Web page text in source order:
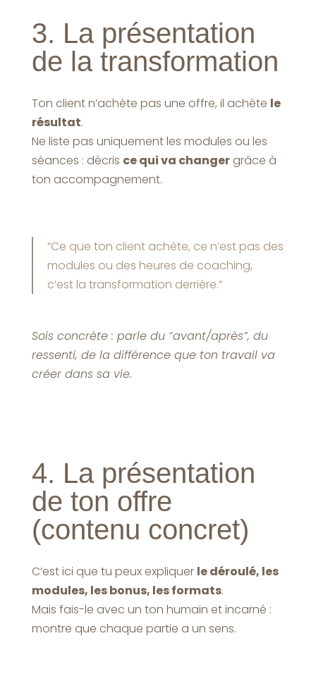
3. La présentation
de la transformation
Ton client n’achète pas une offre, il achète le
résultat.
Ne liste pas uniquement les modules ou les
séances : décris ce qui va changergrâce à
ton accompagnement.
“Ce que ton client achète, ce n’est pas des
modules ou des heures de coaching,
c’est la transformation derrière.”
Sois concrète : parle du “avant/après”, du
ressenti, de la différence que ton travail va
créer dans sa vie.
4. La présentation
de ton offre
(contenu concret)
C’est ici que tu peux expliquer le déroulé, les
modules, les bonus, les formats.
Mais fais-le avec un ton humain et incarné :
montre que chaque partie a un sens.